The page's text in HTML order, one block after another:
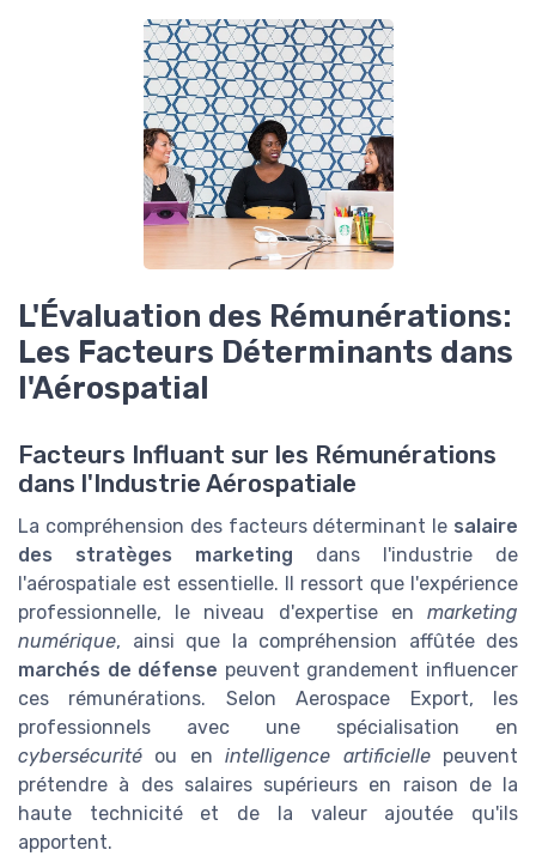
L'Évaluation des Rémunérations:
Les Facteurs Déterminants dans
l'Aérospatial
Facteurs Influant sur les Rémunérations
dans l'Industrie Aérospatiale
La compréhension des facteurs déterminant le salaire
des stratèges marketing dans l'industrie de
l'aérospatiale est essentielle. Il ressort que l'expérience
professionnelle, le niveau d'expertise en marketing
numérique, ainsi que la compréhension affûtée des
marchés de défense peuvent grandement influencer
ces rémunérations. Selon Aerospace Export, les
professionnels avec une spécialisation en
cybersécurité ou enintelligence artificiellepeuvent
prétendre à des salaires supérieurs en raison de la
haute technicité et de la valeur ajoutée qu'ils
apportent.